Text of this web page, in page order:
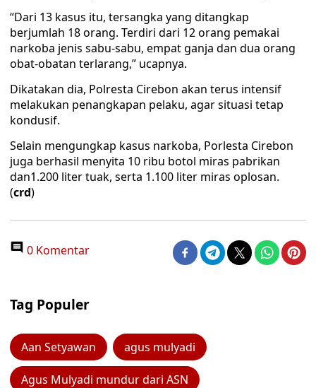
“Dari 13 kasus itu, tersangka yang ditangkap
berjumlah 18 orang. Terdiri dari 12 orang pemakai
narkoba jenis sabu-sabu, empat ganja dan dua orang
obat-obatan terlarang,” ucapnya.
Dikatakan dia, Polresta Cirebon akan terus intensif
melakukan penangkapan pelaku, agar situasi tetap
kondusif.
Selain mengungkap kasus narkoba, Porlesta Cirebon
juga berhasil menyita 10 ribu botol miras pabrikan
dan1.200 liter tuak, serta 1.100 liter miras oplosan.
(crd)
0 Komentar
Tag Populer
Aan Setyawan agus mulyadi
Agus Mulyadi mundur dari ASN